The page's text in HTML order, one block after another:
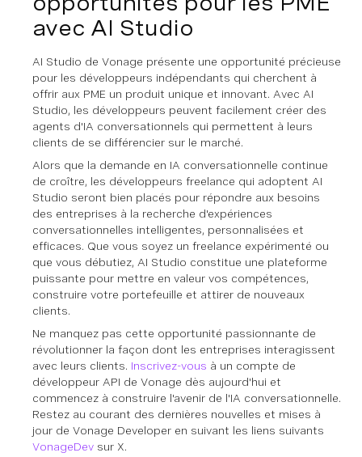
avec AI Studio
AI Studio de Vonage présente une opportunité précieuse
pour les développeurs indépendants qui cherchent à
offrir aux PME un produit unique et innovant. Avec AI
Studio, les développeurs peuvent facilement créer des
agents d'IA conversationnels qui permettent à leurs
clients de se différencier sur le marché.
Alors que la demande en IA conversationnelle continue
de croître, les développeurs freelance qui adoptent AI
Studio seront bien placés pour répondre aux besoins
des entreprises à la recherche d'expériences
conversationnelles intelligentes, personnalisées et
efficaces. Que vous soyez un freelance expérimenté ou
que vous débutiez, AI Studio constitue une plateforme
puissante pour mettre en valeur vos compétences,
construire votre portefeuille et attirer de nouveaux
clients.
Ne manquez pas cette opportunité passionnante de
révolutionner la façon dont les entreprises interagissent
avec leurs clients. Inscrivez-vous à un compte de
développeur API de Vonage dès aujourd'hui et
commencez à construire l'avenir de l'IA conversationnelle.
Restez au courant des dernières nouvelles et mises à
jour de Vonage Developer en suivant les liens suivants
VonageDev sur X.